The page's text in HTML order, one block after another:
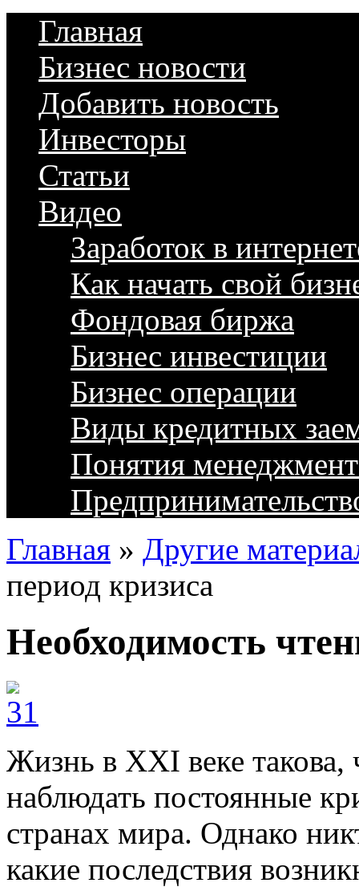
Главная
Бизнес новости
Добавить новость
Инвесторы
Статьи
Видео
Заработок в
Как начать свой
Фондовая биржа
Бизнес инвестиции
Бизнес операции
Виды кредитных
Понятия
Главная » Другие
период кризиса
Необходимость
Жизнь в XXI веке
наблюдать постоянные
странах мира. Однако
какие последствия